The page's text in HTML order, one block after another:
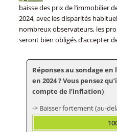
baisse des prix de l’immobilier
2024, avec les disparités
nombreux observateurs, les
seront bien obligés d’accepter
Réponses au sondage
en 2024 ? Vous pensez
compte de l’inflation)
Baisser fortement (au-